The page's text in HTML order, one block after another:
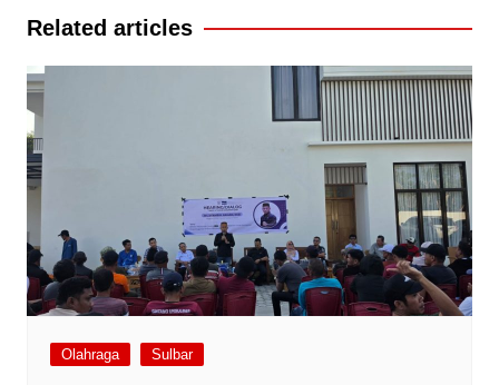
Related articles
Olahraga Sulbar